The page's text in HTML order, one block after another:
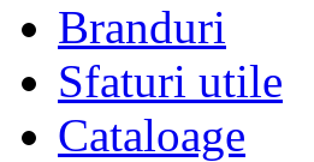
Branduri
Sfaturi utile
Cataloage